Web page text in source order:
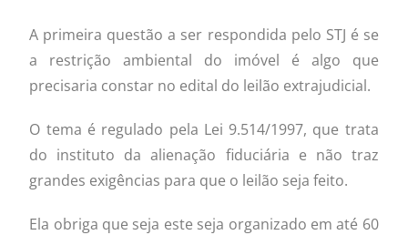
A primeira questão a ser respondida pelo STJ é se
a restrição ambiental do imóvel é algo que
precisaria constar no edital do leilão extrajudicial.
O tema é regulado pela Lei 9.514/1997, que trata
do instituto da alienação fiduciária e não traz
grandes exigências para que o leilão seja feito.
Ela obriga que seja este seja organizado em até 60